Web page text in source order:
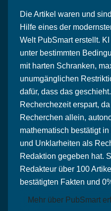
Die Artikel waren und
Hilfe eines der
Welt PubSmart erstellt.
unter bestimmten
mit harten Schranken,
unumgänglichen
dafür, dass das
Recherchezeit erspart,
Recherchen allein,
mathematisch bestätigt
und Unklarheiten als
Redaktion gegeben hat.
Redakteur über 100
bestätigten Fakten und
Mehr über PubSmart